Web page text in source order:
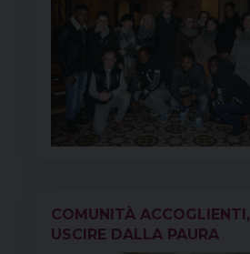
COMUNITÀ ACCOGLIENTI,
USCIRE DALLA PAURA